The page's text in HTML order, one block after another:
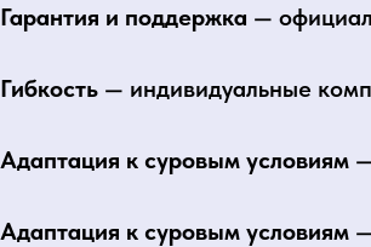
Гарантия и поддержка —
Гибкость — индивидуальные
Адаптация к суровым условиям
Адаптация к суровым условиям